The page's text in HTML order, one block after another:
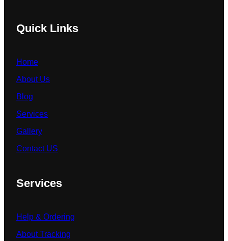
Quick Links
Home
About Us
Blog
Services
Gallery
Contact US
Services
Help & Ordering
About Tracking